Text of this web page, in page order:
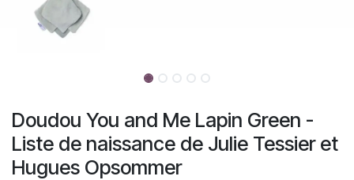
Doudou You and Me Lapin Green -
Liste de naissance de Julie Tessier et
Hugues Opsommer